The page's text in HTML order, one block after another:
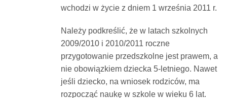
wchodzi w życie z dniem 1 września 2011 r.
Należy podkreślić, że w latach szkolnych
2009/2010 i 2010/2011 roczne
przygotowanie przedszkolne jest prawem, a
nie obowiązkiem dziecka 5-letniego. Nawet
jeśli dziecko, na wniosek rodziców, ma
rozpocząć naukę w szkole w wieku 6 lat.